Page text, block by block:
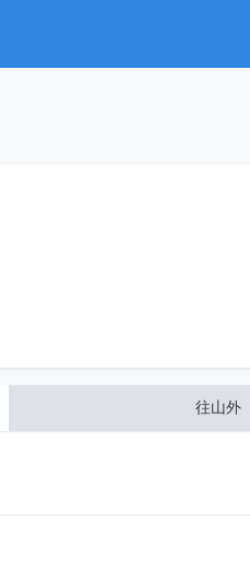
往山外